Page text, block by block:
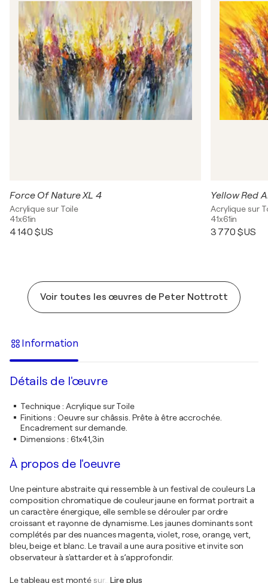
Force Of Nature XL 4
Acrylique sur Toile
41x61in
4 140 $US
Yellow Red
Acrylique sur
41x61in
3 770 $US
Voir toutes les œuvres de Peter Nottrott
Information
Détails de l'œuvre
Technique: Acrylique sur Toile
Finitions : Oeuvre sur châssis. Prête à être accrochée.
Encadrement sur demande.
Dimensions : 61x41,3in
À propos de l'oeuvre
Une peinture abstraite qui ressemble à un festival de couleurs La
composition chromatique de couleur jaune en format portrait a
un caractère énergique, elle semble se dérouler par ordre
croissant et rayonne de dynamisme. Les jaunes dominants sont
complétés par des nuances magenta, violet, rose, orange, vert,
bleu, beige et blanc. Le travail a une aura positive et invite son
observateur à s'attarder et à s’approfondir.
Le tableau est monté sur… Lire plus